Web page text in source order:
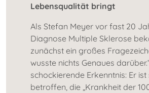
Lebensqualität bringt
Als Stefan Meyer vor fast 20
Diagnose Multiple Sklerose
zunächst ein großes
wusste nichts Genaues
schockierende Erkenntnis: Er
betroffen, die „Krankheit der